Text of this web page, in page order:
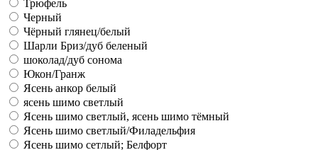
Трюфель
Черный
Чёрный глянец/белый
Шарли Бриз/дуб беленый
шоколад/дуб сонома
Юкон/Гранж
Ясень анкор белый
ясень шимо светлый
Ясень шимо светлый, ясень шимо тёмный
Ясень шимо светлый/Филадельфия
Ясень шимо сетлый; Белфорт